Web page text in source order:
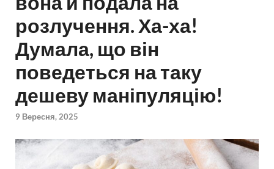
розлучення. Ха-ха!
Думала, що він
поведеться на таку
дешеву маніпуляцію!
9 Вересня, 2025